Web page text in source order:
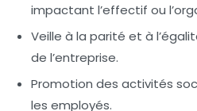
impactant l’effectif ou
Veille à la parité et à
de l’entreprise.
Promotion des activités
les employés.